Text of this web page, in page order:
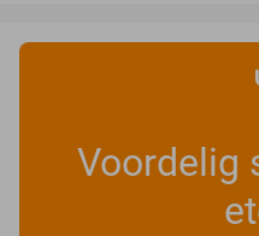
Voordelig